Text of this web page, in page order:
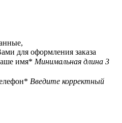
для оформления заказа
имя* Минимальная длина 3
Введите корректный